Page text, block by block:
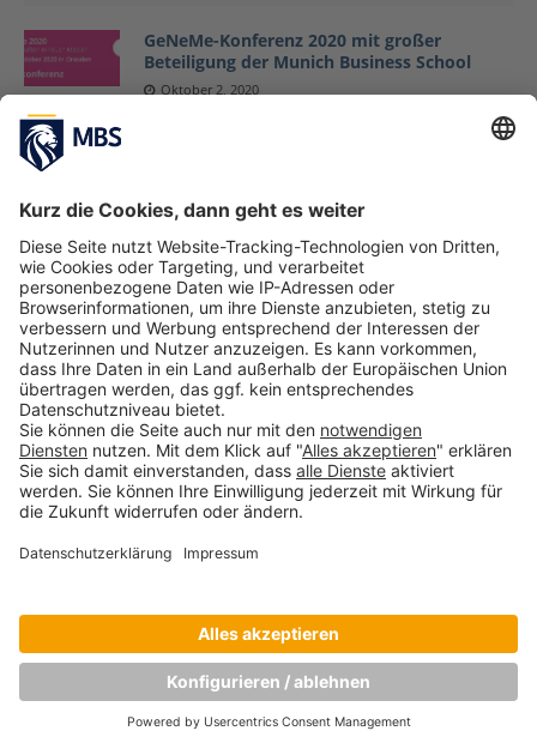
GeNeMe-Konferenz 2020 mit großer
Beteiligung der Munich Business School
Oktober 2, 2020
Copyright © Munich Business School